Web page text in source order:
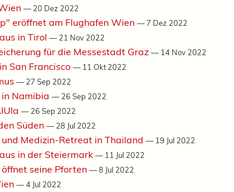
— 20 Dez 2022
eröffnet am Flughafen Wien —7 Dez 2022
in Tirol — 21 Nov 2022
für die Messestadt Graz — 14 Nov 2022
San Francisco — 11 Okt 2022
— 27 Sep 2022
Namibia — 26 Sep 2022
— 26 Sep 2022
Süden — 28 Jul 2022
Medizin-Retreat in Thailand — 19 Jul 2022
in der Steiermark — 11 Jul 2022
seine Pforten —8 Jul 2022
—4 Jul 2022